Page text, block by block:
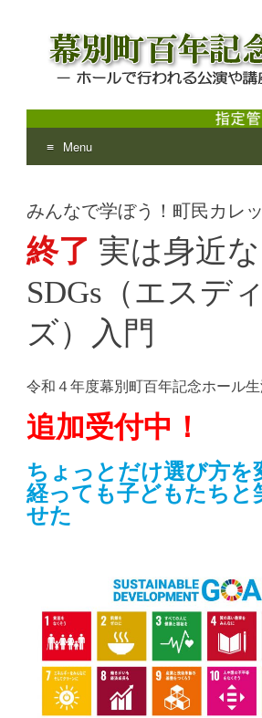
幕別町百年記
ホールで行われる公演や講座のご案
Menu
to
content
みんなで学ぼう！町民カレ
終了 実は身近な
SDGs（エスデ
ズ）入門
令和４年度幕別町百年記念ホール
追加受付中！
ちょっとだけ選び方を
経っても子どもたちと
せた